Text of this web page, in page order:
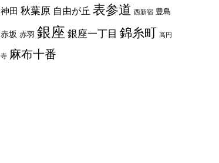
神田 秋葉原 自由が丘 表参道 西新宿 豊島
赤坂 赤羽 銀座 銀座一丁目 錦糸町 高円
寺 麻布十番